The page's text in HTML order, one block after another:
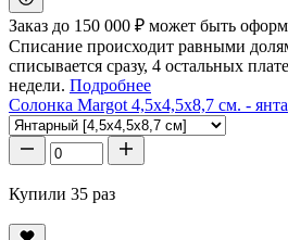
Заказ до 150 000 ₽ может быть
Списание происходит равными
списывается сразу, 4 остальных
недели. Подробнее
Солонка Margot 4,5x4,5x8,7 см. -
Купили 35 раз